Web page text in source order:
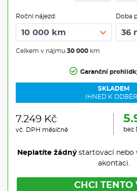
Roční nájezd:
Celkem v nájmu 30 000 km
Doba
Garanční
SKLADEM
IHNED K
7.249 Kč
vč. DPH měsíčně bez
Neplatíte žádnýstartovací nebo
akontaci.
CHCI TENTO